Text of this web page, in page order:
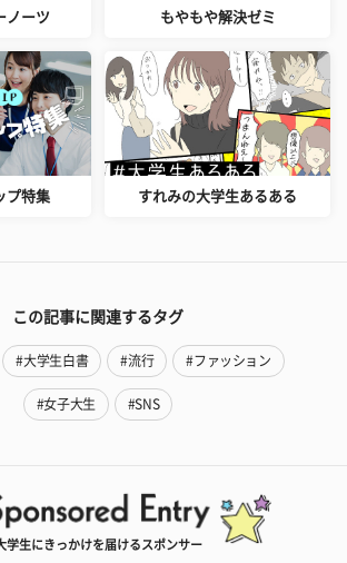
ノーツ もやもや解決ゼミ
プ特集 すれみの大学生あるある
この記事に関連するタグ
#大学生白書 #流行 #ファッション
#女子大生 #SNS
学生にきっかけを届けるスポンサー